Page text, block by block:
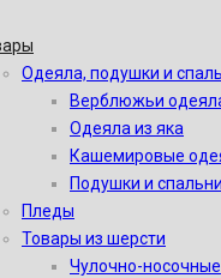
Одеяла, подушки и
Верблюжьи
Одеяла из яка
Кашемировые
Подушки и
Пледы
Товары из шерсти
Чулочно-носочные